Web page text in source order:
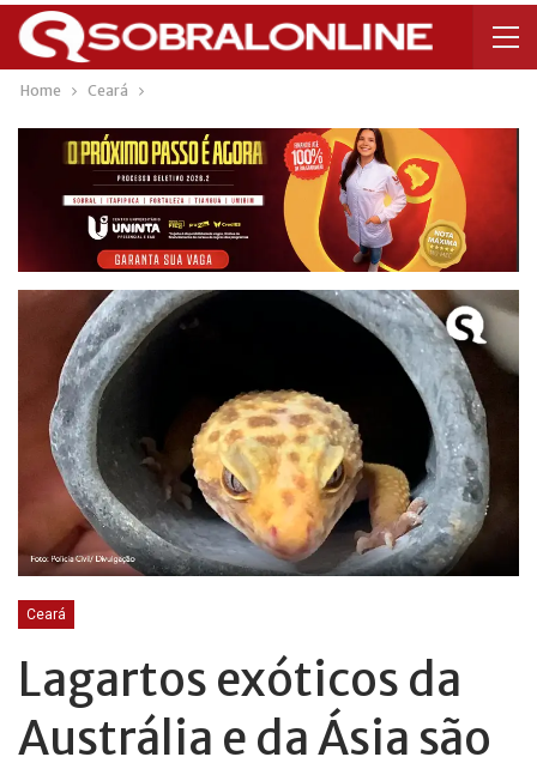
Home Ceará
Ceará
Lagartos exóticos da
Austrália e da Ásia são